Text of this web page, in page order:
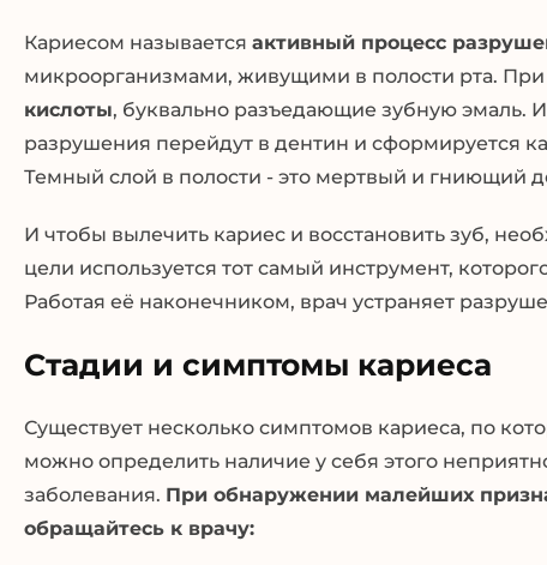
Кариесом называетсяактивный процесс
микроорганизмами, живущими в полости рта.
кислоты, буквально разъедающие зубную эмаль.
разрушения перейдут в дентин и сформируется
Темный слой в полости - это мертвый и гниющий
И чтобы вылечить кариес и восстановить зуб,
цели используется тот самый инструмент,
Работая её наконечником, врач устраняет
Стадии и симптомы кариеса
Существует несколько симптомов кариеса, по
можно определить наличие у себя этого
заболевания. При обнаружении малейших
обращайтесь к врачу: